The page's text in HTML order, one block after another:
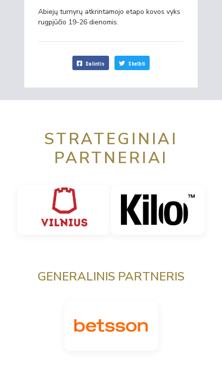
Abiejų turnyrų atkrintamojo etapo kovos vyks
rugpjūčio 19-26 dienomis.
Dalintis Skelbti
STRATEGINIAI
PARTNERIAI
GENERALINIS PARTNERIS